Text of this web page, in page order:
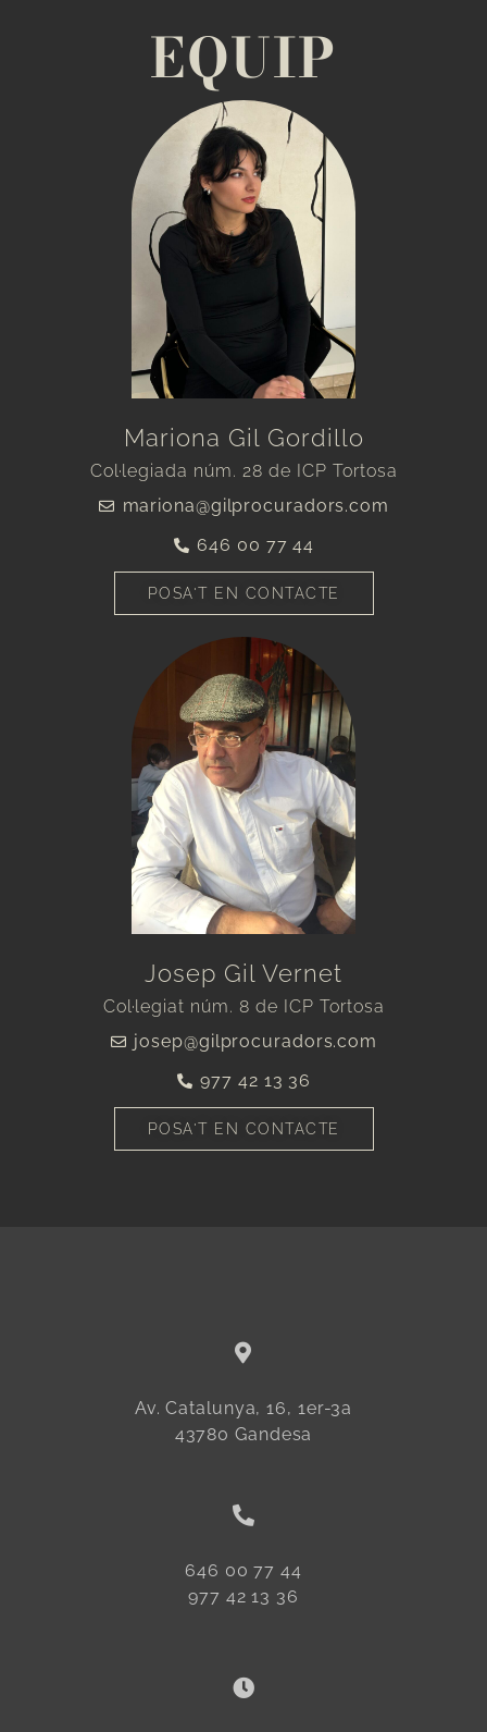
EQUIP
Mariona Gil Gordillo
Col·legiada núm. 28 de ICP Tortosa
mariona@gilprocuradors.com
646 00 77 44
POSA'T EN CONTACTE
Josep Gil Vernet
Col·legiat núm. 8 de ICP Tortosa
josep@gilprocuradors.com
977 42 13 36
POSA'T EN CONTACTE
Av. Catalunya, 16, 1er-3a
43780 Gandesa
646 00 77 44
977 42 13 36